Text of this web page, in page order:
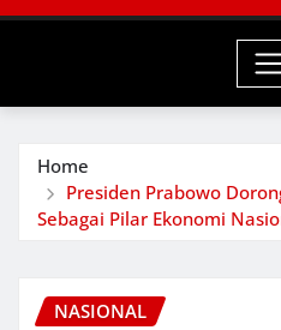
Home
Presiden Prabowo
Sebagai Pilar Ekonomi
NASIONAL